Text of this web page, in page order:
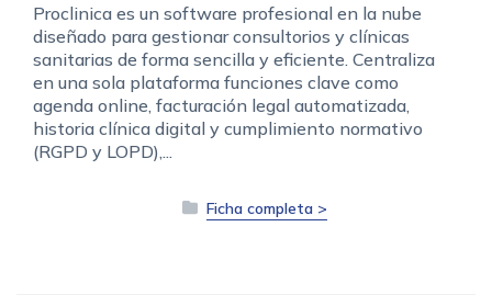
Proclinica es un software profesional en la nube
diseñado para gestionar consultorios y clínicas
sanitarias de forma sencilla y eficiente. Centraliza
en una sola plataforma funciones clave como
agenda online, facturación legal automatizada,
historia clínica digital y cumplimiento normativo
(RGPD y LOPD),...
Ficha completa >